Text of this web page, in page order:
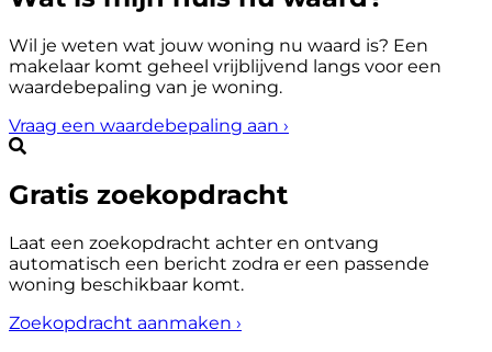
Wil je weten wat jouw woning nu waard is? Een
makelaar komt geheel vrijblijvend langs voor een
waardebepaling van je woning.
Vraag een waardebepaling aan ›
Gratis zoekopdracht
Laat een zoekopdracht achter en ontvang
automatisch een bericht zodra er een passende
woning beschikbaar komt.
Zoekopdracht aanmaken ›